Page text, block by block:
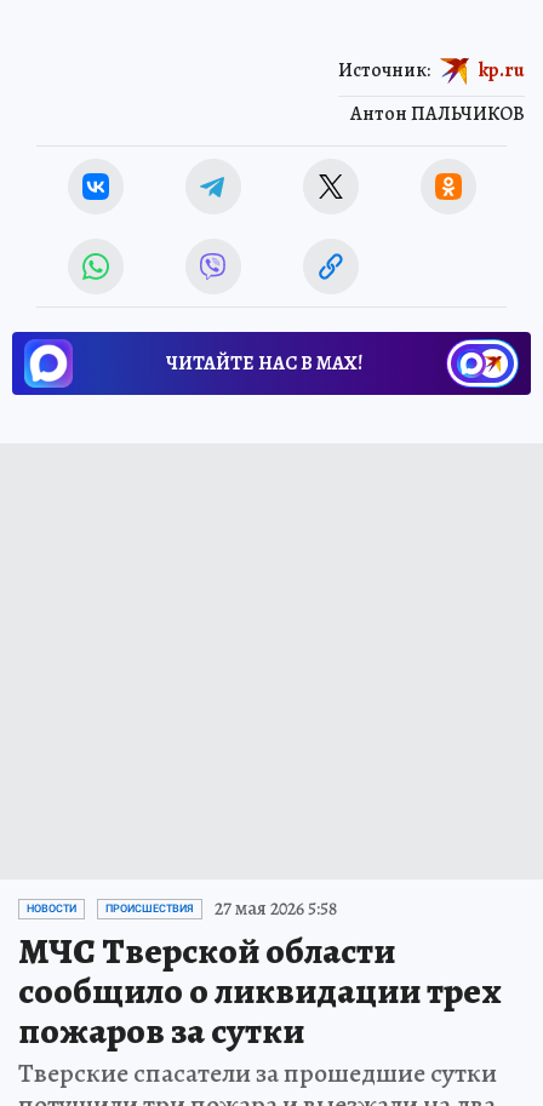
Антон ПАЛЬЧИКОВ
Источник: kp.ru
ЧИТАЙТЕ НАС В МАХ!
НОВОСТИ ПРОИСШЕСТВИЯ 27 мая 2026 5:58
МЧС Тверской области
сообщило о ликвидации трех
пожаров за сутки
Тверские спасатели за прошедшие сутки